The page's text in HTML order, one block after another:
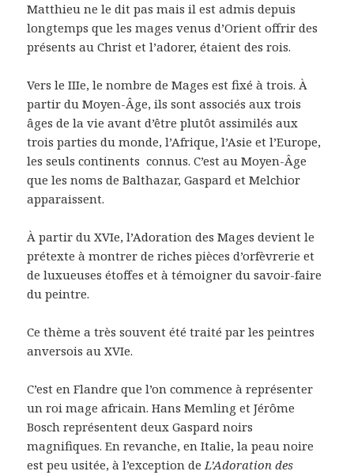
Matthieu ne le dit pas mais il est admis depuis
longtemps que les mages venus d’Orient offrir des
présents au Christ et l’adorer, étaient des rois.
Vers le IIIe, le nombre de Mages est fixé à trois. À
partir du Moyen-Âge, ils sont associés aux trois
âges de la vie avant d’être plutôt assimilés aux
trois parties du monde, l’Afrique, l’Asie et l’Europe,
les seuls continents connus. C’est au Moyen-Âge
que les noms de Balthazar, Gaspard et Melchior
apparaissent.
À partir du XVIe, l’Adoration des Mages devient le
prétexte à montrer de riches pièces d’orfèvrerie et
de luxueuses étoffes et à témoigner du savoir-faire
du peintre.
Ce thème a très souvent été traité par les peintres
anversois au XVIe.
C’est en Flandre que l’on commence à représenter
un roi mage africain. Hans Memling et Jérôme
Bosch représentent deux Gaspard noirs
magnifiques. En revanche, en Italie, la peau noire
est peu usitée, à l’exception deL’Adoration des